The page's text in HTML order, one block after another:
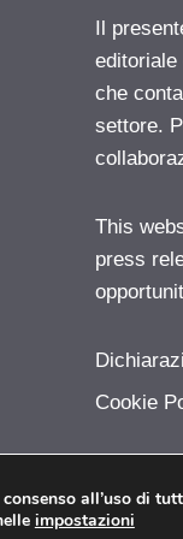
Il
editoriale
che
settore.
This
press
Cookie
© 2026. All
all’uso di
impostazioni